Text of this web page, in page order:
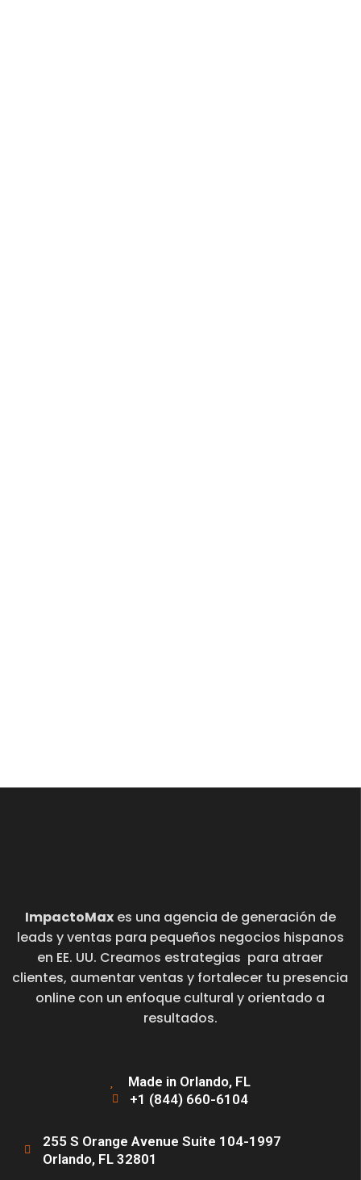
ImpactoMaxes una agencia de generación de
leads y ventas para pequeños negocios hispanos
en EE. UU. Creamos estrategias para atraer
clientes, aumentar ventas y fortalecer tu presencia
online con un enfoque cultural y orientado a
resultados.
Made in Orlando, FL
+1 (844) 660-6104
255 S Orange Avenue Suite 104-1997
Orlando, FL 32801